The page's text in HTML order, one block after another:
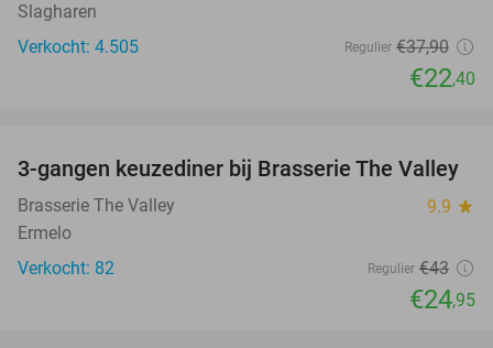
Slagharen
Verkocht: 4.505
Regulier €37,90
€22,40
42%
3-gangen keuzediner bij Brasserie The Valley
Brasserie The Valley 9.9 star
Ermelo
Verkocht: 82
Regulier €43
€24,95